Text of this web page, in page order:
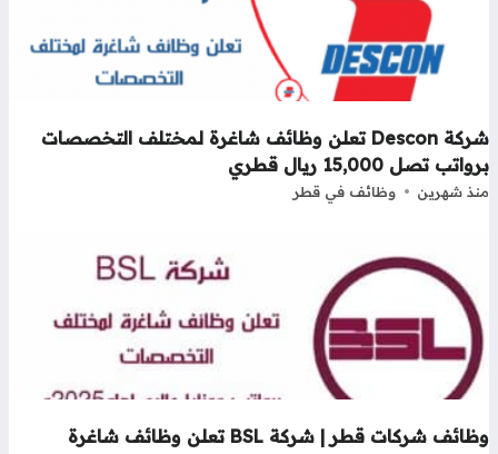
شركة Descon تعلن وظائف شاغرة لمختلف التخصصات
تصل 15,000 ريال قطري
شهرين وظائف في قطر
وظائف شركات قطر | شركة BSL تعلن وظائف شاغرة